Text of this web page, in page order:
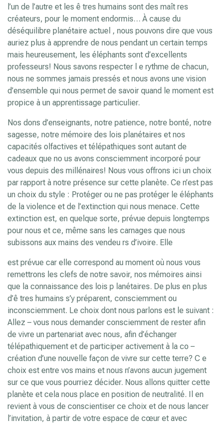
l’un de l’autre et les ê tres humains sont des maît res
créateurs, pour le moment endormis… À cause du
déséquilibre planétaire actuel , nous pouvons dire que vous
auriez plus à apprendre de nous pendant un certain temps
mais heureusement, les éléphants sont d’excellents
professeurs! Nous savons respecter l e rythme de chacun,
nous ne sommes jamais pressés et nous avons une vision
d’ensemble qui nous permet de savoir quand le moment est
propice à un apprentissage particulier.
Nos dons d’enseignants, notre patience, notre bonté, notre
sagesse, notre mémoire des lois planétaires et nos
capacités olfactives et télépathiques sont autant de
cadeaux que no us avons consciemment incorporé pour
vous depuis des millénaires! Nous vous offrons ici un choix
par rapport à notre présence sur cette planète. Ce n’est pas
un choix du style : Protéger ou ne pas protéger le éléphants
de la violence et de l’extinction qui nous menace. Cette
extinction est, en quelque sorte, prévue depuis longtemps
pour nous et ce, même sans les carnages que nous
subissons aux mains des vendeu rs d’ivoire. Elle
est prévue car elle correspond au moment où nous vous
remettrons les clefs de notre savoir, nos mémoires ainsi
que la connaissance des lois p lanétaires. De plus en plus
d’ê tres humains s’y préparent, consciemment ou
inconsciemment. Le choix dont nous parlons est le suivant :
Allez – vous nous demander consciemment de rester afin
de vivre un partenariat avec nous, afin d’échanger
télépathiquement et de participer activement à la co –
création d’une nouvelle façon de vivre sur cette terre? C e
choix est entre vos mains et nous n’avons aucun jugement
sur ce que vous pourriez décider. Nous allons quitter cette
planète et cela nous place en position de neutralité. Il en
revient à vous de conscientiser ce choix et de nous lancer
l’invitation, à partir de votre espace de cœur et avec